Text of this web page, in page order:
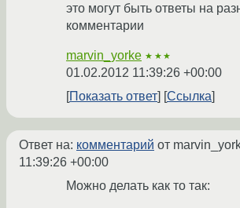
это могут быть ответы на
комментарии
marvin_yorke ★★★
01.02.2012 11:39:26 +00:00
Показать ответ
Ссылка
Ответ на: комментарий от
11:39:26 +00:00
Можно делать как то так: